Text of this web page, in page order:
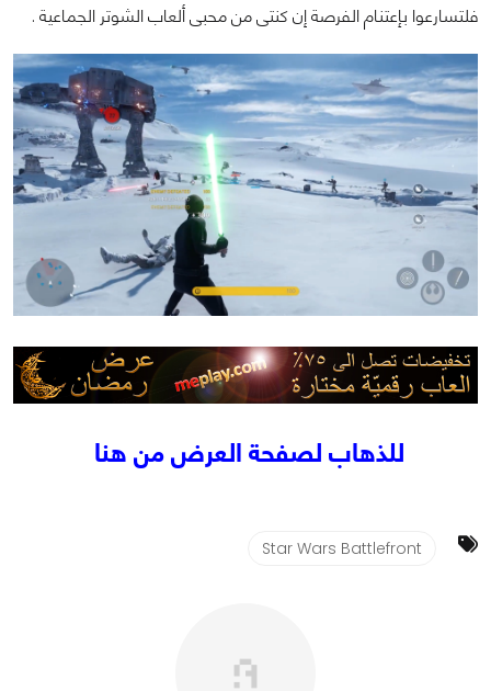
فلتسارعوا بإعتنام الفرصة إن كنتى من محبى ألعاب الشوتر الجماعية .
للذهاب لصفحة العرض من هنا
Star Wars Battlefront